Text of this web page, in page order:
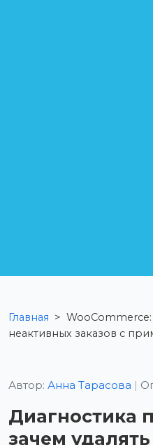
Главная > WooCommerce:
неактивных заказов с
Автор: Анна Тарасова |
Диагностика
зачем